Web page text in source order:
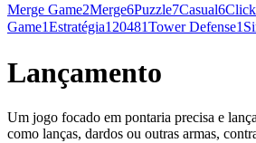
Merge Game2Merge6Puzzle7Casual6
Game1Estratégia1 20481Tower Defense1
Lançamento
Um jogo focado em pontaria precisa e
como lanças, dardos ou outras armas,